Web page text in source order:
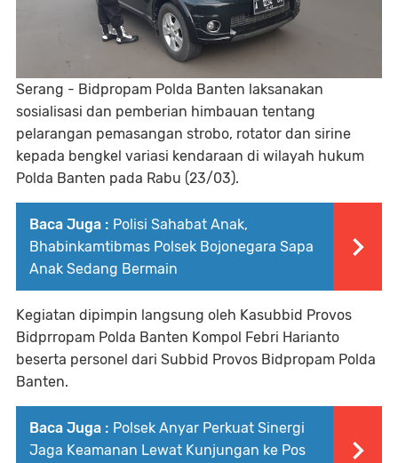
Serang - Bidpropam Polda Banten laksanakan
sosialisasi dan pemberian himbauan tentang
pelarangan pemasangan strobo, rotator dan sirine
kepada bengkel variasi kendaraan di wilayah hukum
Polda Banten pada Rabu (23/03).
Baca Juga : Polisi Sahabat Anak,
Bhabinkamtibmas Polsek Bojonegara Sapa
Anak Sedang Bermain
Kegiatan dipimpin langsung oleh Kasubbid Provos
Bidprropam Polda Banten Kompol Febri Harianto
beserta personel dari Subbid Provos Bidpropam Polda
Banten.
Baca Juga : Polsek Anyar Perkuat Sinergi
Jaga Keamanan Lewat Kunjungan ke Pos